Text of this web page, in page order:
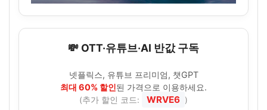
💸 OTT·유튜브·AI 반값 구독
넷플릭스, 유튜브 프리미엄, 챗GPT
최대 60% 할인된 가격으로 이용하세요.
(추가 할인 코드: WRVE6 )